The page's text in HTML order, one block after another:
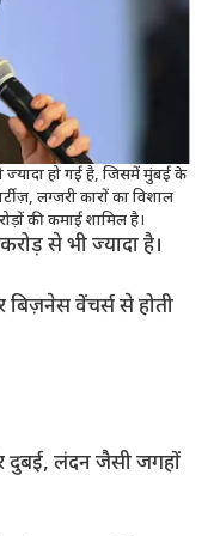
ज्यादा हो गई है, जिसमें मुंबई के
लग्जरी कारों का विशाल
की कमाई शामिल है।
से भी ज्यादा है।
बिज़नेस वेंचर्स से होती
दुबई, लंदन जैसी जगहों